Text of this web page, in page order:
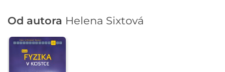
Od autora Helena Sixtová